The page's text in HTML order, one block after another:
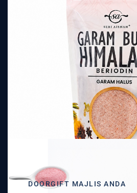
yang tidak dapat dikenali
mungkin diberikan kepada
pemasaran, pengiklanan, atau
6. Pautan Pihak Ketiga
Kadang-kadang, mengikut
boleh menyertakan atau
atau perkhidmatan pihak
kami. Laman-laman pihak
dasar privasi yang berasingan
itu, kami tidak mempunyai
liabiliti untuk kandungan dan
laman ini. Walau
untuk melindungi integriti
DOORGIFT MAJLIS ANDA